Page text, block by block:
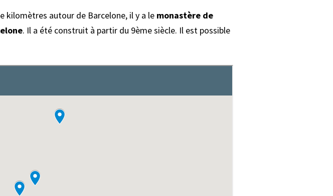
kilomètres autour de Barcelone, il y a le monastère de
. Il a été construit à partir du 9ème siècle. Il est possible